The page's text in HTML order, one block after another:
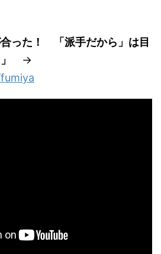
合った！ 「派手だから」は目
→